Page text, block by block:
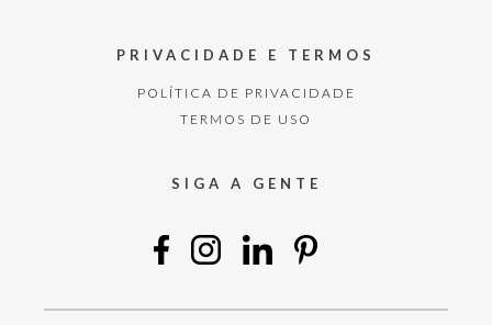
PRIVACIDADE E TERMOS
POLÍTICA DE PRIVACIDADE
TERMOS DE USO
SIGA A GENTE